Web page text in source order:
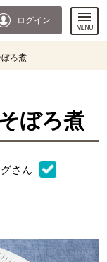
ログイン
ろ煮
ぼろ煮
さん